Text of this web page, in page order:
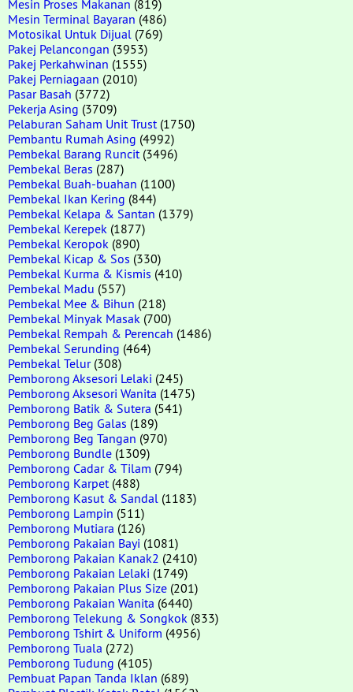
Mesin Proses Makanan (819)
Mesin Terminal Bayaran (486)
Motosikal Untuk Dijual (769)
Pakej Pelancongan (3953)
Pakej Perkahwinan (1555)
Pakej Perniagaan (2010)
Pasar Basah (3772)
Pekerja Asing (3709)
Pelaburan Saham Unit Trust (1750)
Pembantu Rumah Asing (4992)
Pembekal Barang Runcit (3496)
Pembekal Beras (287)
Pembekal Buah-buahan (1100)
Pembekal Ikan Kering (844)
Pembekal Kelapa & Santan (1379)
Pembekal Kerepek (1877)
Pembekal Keropok (890)
Pembekal Kicap & Sos (330)
Pembekal Kurma & Kismis (410)
Pembekal Madu (557)
Pembekal Mee & Bihun (218)
Pembekal Minyak Masak (700)
Pembekal Rempah & Perencah (1486)
Pembekal Serunding (464)
Pembekal Telur(308)
Pemborong Aksesori Lelaki (245)
Pemborong Aksesori Wanita (1475)
Pemborong Batik & Sutera (541)
Pemborong Beg Galas (189)
Pemborong Beg Tangan (970)
Pemborong Bundle (1309)
Pemborong Cadar & Tilam (794)
Pemborong Karpet (488)
Pemborong Kasut & Sandal (1183)
Pemborong Lampin (511)
Pemborong Mutiara (126)
Pemborong Pakaian Bayi (1081)
Pemborong Pakaian Kanak2 (2410)
Pemborong Pakaian Lelaki (1749)
Pemborong Pakaian Plus Size (201)
Pemborong Pakaian Wanita (6440)
Pemborong Telekung & Songkok (833)
Pemborong Tshirt & Uniform (4956)
Pemborong Tuala (272)
Pemborong Tudung (4105)
Pembuat Papan Tanda Iklan (689)